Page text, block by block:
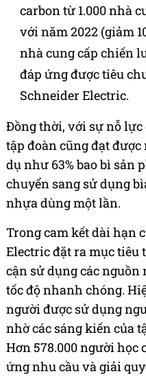
carbon từ 1.000 nhà
với năm 2022 (giảm
nhà cung cấp chiến
đáp ứng được tiêu
Schneider Electric.
Đồng thời, với sự nỗ
tập đoàn cũng đạt
dụ như 63% bao bì sản
chuyển sang sử dụng
nhựa dùng một lần.
Trong cam kết dài hạn
Electric đặt ra mục tiêu
cận sử dụng các
tốc độ nhanh chóng.
người được sử dụng
nhờ các sáng kiến của
Hơn 578.000 người học
ứng nhu cầu và giải